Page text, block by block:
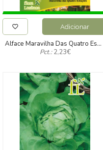
Adicionar
Alface Maravilha Das Quatro Estações Bio *fl* Pt-Bio-10
Pct.:2,23€